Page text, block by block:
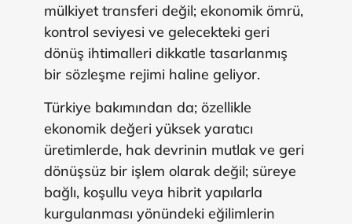
mülkiyet transferi değil; ekonomik ömrü,
kontrol seviyesi ve gelecekteki geri
dönüş ihtimalleri dikkatle tasarlanmış
bir sözleşme rejimi haline geliyor.
Türkiye bakımından da; özellikle
ekonomik değeri yüksek yaratıcı
üretimlerde, hak devrinin mutlak ve geri
dönüşsüz bir işlem olarak değil; süreye
bağlı, koşullu veya hibrit yapılarla
kurgulanması yönündeki eğilimlerin